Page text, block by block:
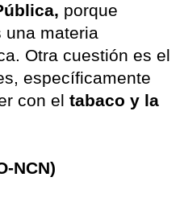
porque
una materia
Otra cuestión es el
específicamente
con el tabaco y la
NCN)